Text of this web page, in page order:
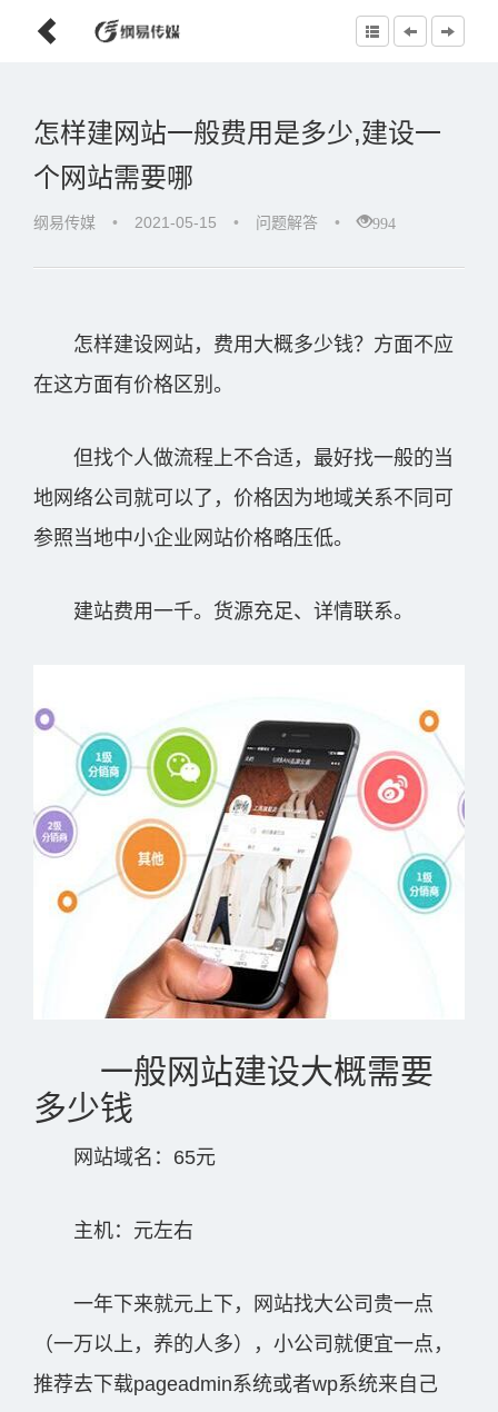
怎样建网站一般费用是多少,建设一
个网站需要哪
纲易传媒 • 2021-05-15 • 问题解答 • 994
怎样建设网站，费用大概多少钱？方面不应
在这方面有价格区别。
但找个人做流程上不合适，最好找一般的当
地网络公司就可以了，价格因为地域关系不同可
参照当地中小企业网站价格略压低。
建站费用一千。货源充足、详情联系。
一般网站建设大概需要
多少钱
网站域名：65元
主机：元左右
一年下来就元上下，网站找大公司贵一点
（一万以上，养的人多），小公司就便宜一点，
推荐去下载pageadmin系统或者wp系统来自己